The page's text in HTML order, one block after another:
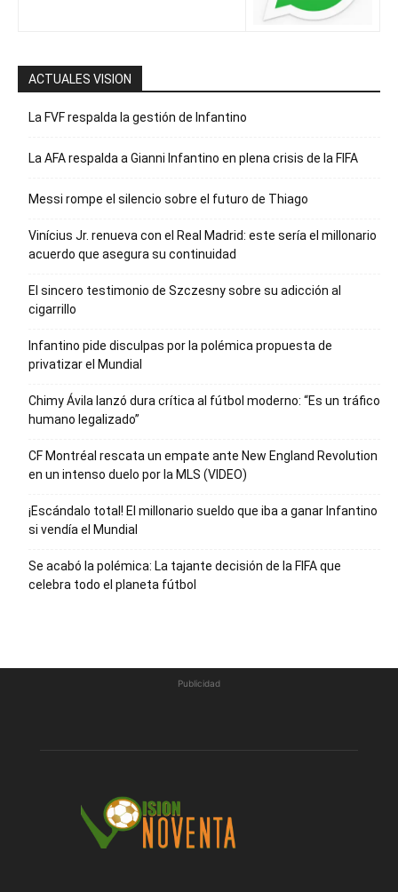
ACTUALES VISION
La FVF respalda la gestión de Infantino
La AFA respalda a Gianni Infantino en plena crisis de la FIFA
Messi rompe el silencio sobre el futuro de Thiago
Vinícius Jr. renueva con el Real Madrid: este sería el millonario
acuerdo que asegura su continuidad
El sincero testimonio de Szczesny sobre su adicción al
cigarrillo
Infantino pide disculpas por la polémica propuesta de
privatizar el Mundial
Chimy Ávila lanzó dura crítica al fútbol moderno: “Es un tráfico
humano legalizado”
CF Montréal rescata un empate ante New England Revolution
en un intenso duelo por la MLS (VIDEO)
¡Escándalo total! El millonario sueldo que iba a ganar Infantino
si vendía el Mundial
Se acabó la polémica: La tajante decisión de la FIFA que
celebra todo el planeta fútbol
Publicidad